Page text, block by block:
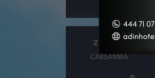
21 OCAK
ÇARŞAMBA